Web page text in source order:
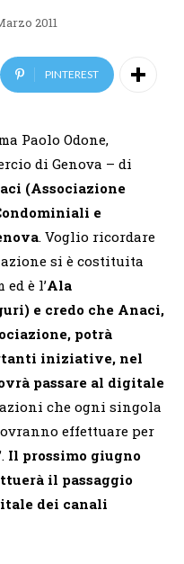
2011
PINTEREST
Paolo Odone,
di Genova – di
(Associazione
e
. Voglio ricordare
si è costituita
è l’Ala
e credo che Anaci,
potrà
iniziative, nel
passare al digitale
che ogni singola
effettuare per
Il prossimo giugno
il passaggio
dei canali